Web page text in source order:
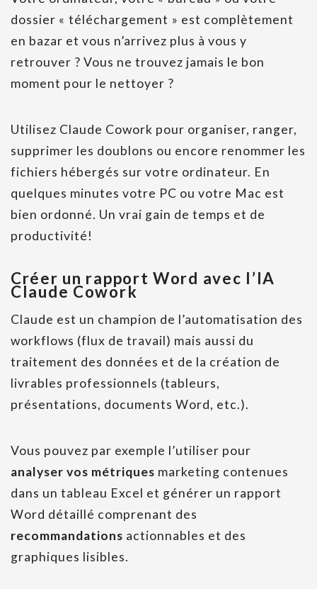
dossier « téléchargement » est complètement
en bazar et vous n’arrivez plus à vous y
retrouver ? Vous ne trouvez jamais le bon
moment pour le nettoyer ?
Utilisez Claude Cowork pour organiser, ranger,
supprimer les doublons ou encore renommer les
fichiers hébergés sur votre ordinateur. En
quelques minutes votre PC ou votre Mac est
bien ordonné. Un vrai gain de temps et de
productivité!
Créer un rapport Word avec l’IA
Claude Cowork
Claude est un champion de l’automatisation des
workflows (flux de travail) mais aussi du
traitement des données et de la création de
livrables professionnels (tableurs,
présentations, documents Word, etc.).
Vous pouvez par exemple l’utiliser pour
analyser vos métriques marketing contenues
dans un tableau Excel et générer un rapport
Word détaillé comprenant des
recommandations actionnables et des
graphiques lisibles.